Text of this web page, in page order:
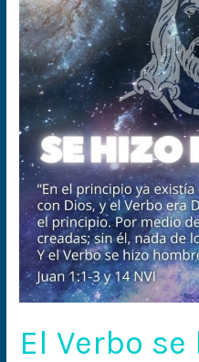
El Verbo
hizo
carne